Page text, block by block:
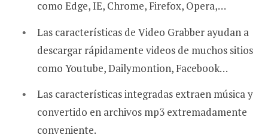
como Edge, IE, Chrome, Firefox, Opera,…
Las características de Video Grabber ayudan a
descargar rápidamente videos de muchos sitios
como Youtube, Dailymontion, Facebook…
Las características integradas extraen música y
convertido en archivos mp3 extremadamente
conveniente.